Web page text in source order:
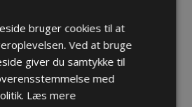
-> PG29 med O-ring
PF 80.263/29
Pflitsch GmbH & Co. KG
bruger cookies til at
Ved at bruge
giver du samtykke til
med
Læs mere